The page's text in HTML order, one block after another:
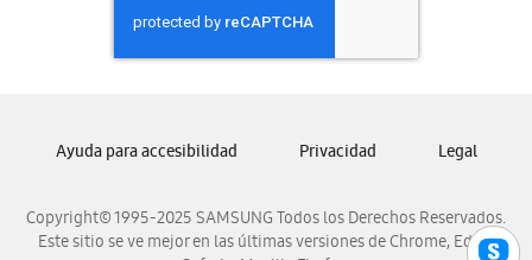
Samsung Nicaragua
Samsung Panamá
Samsung Venezuela
Copyright© 1995-2025 SAMSUNG Todos los Derechos Reservados.
Este sitio se ve mejor en las últimas versiones de Chrome, Edge,
Ayuda para accesibilidad Privacidad Legal